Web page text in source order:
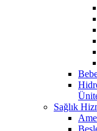
Sağlık